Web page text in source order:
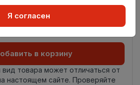
в корзину
товара может отличаться от
настоящем сайте. Проверяйте
Я согласен